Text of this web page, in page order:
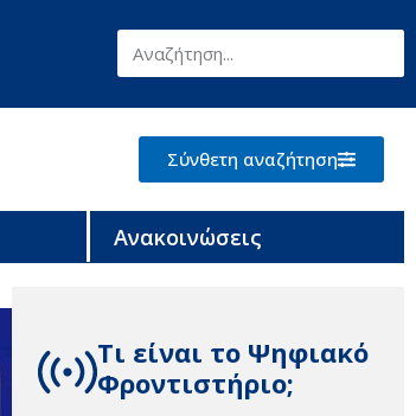
Σύνθετη αναζήτηση
Ανακοινώσεις
Τι είναι το Ψηφιακό
Φροντιστήριο;